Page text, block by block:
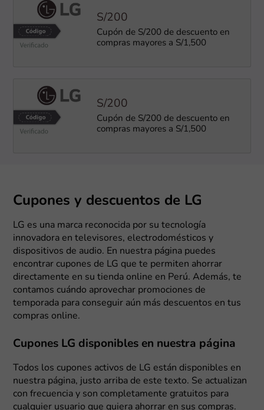
S/200
Cupón de S/200 de descuento en
compras mayores a S/1,500
S/200
Cupón de S/200 de descuento en
compras mayores a S/1,500
Cupones y descuentos de LG
LG es una marca reconocida por su tecnología
innovadora en televisores, electrodomésticos y
dispositivos de audio. En nuestra página puedes
encontrar cupones de LG que te permiten ahorrar
directamente en su tienda online en Perú. Además, te
contamos cuándo aprovechar promociones de
temporada para conseguir aún más descuentos en tus
compras online.
Cupones LG disponibles en nuestra página
Todos los cupones activos de LG están disponibles en
nuestra página, justo arriba de este texto. Se actualizan
con frecuencia y son completamente gratuitos para
cualquier usuario que quiera ahorrar en sus compras.